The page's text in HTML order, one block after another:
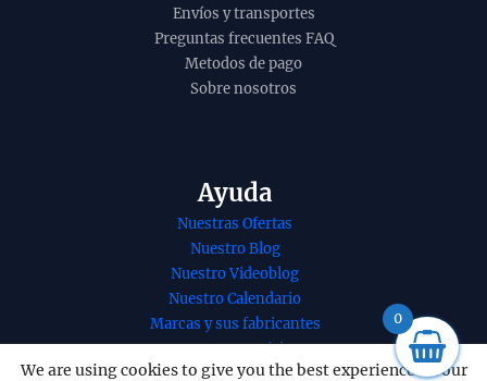
Envíos y transportes
Preguntas frecuentes FAQ
Metodos de pago
Sobre nosotros
Ayuda
Nuestras Ofertas
Nuestro Blog
Nuestro Videoblog
Nuestro Calendario
Marcas y sus fabricantes
Nuestros Servicios
Nuestro contacto
We are using cookies to give you the best experience on our
0
de 12
B2B - 10
agarbatti masala
hecho a mano en
caja de 12